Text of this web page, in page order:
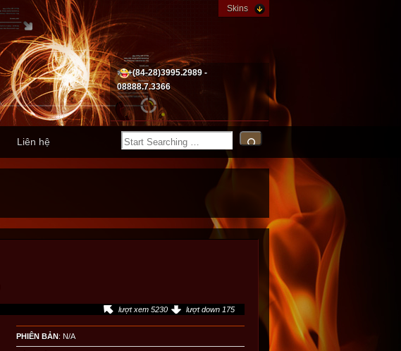
Skins
+(84-28)3995.2989 -
08888.7.3366
Liên hệ
lượt xem 5230 lượt down 175
PHIÊN BẢN: N/A